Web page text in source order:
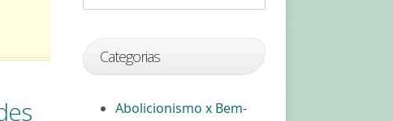
Categorias
Abolicionismo x Bem-